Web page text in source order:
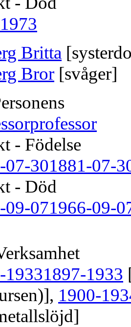
1973
Britta
Bror [svåger]
professor
- Födelse
07-301881-07-
- Död
09-071966-09-
19331897-1933
1900-